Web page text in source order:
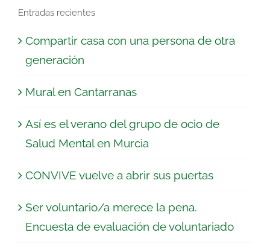
Entradas recientes
Compartir casa con una persona de otra
generación
Mural en Cantarranas
Así es el verano del grupo de ocio de
Salud Mental en Murcia
CONVIVE vuelve a abrir sus puertas
Ser voluntario/a merece la pena.
Encuesta de evaluación de voluntariado